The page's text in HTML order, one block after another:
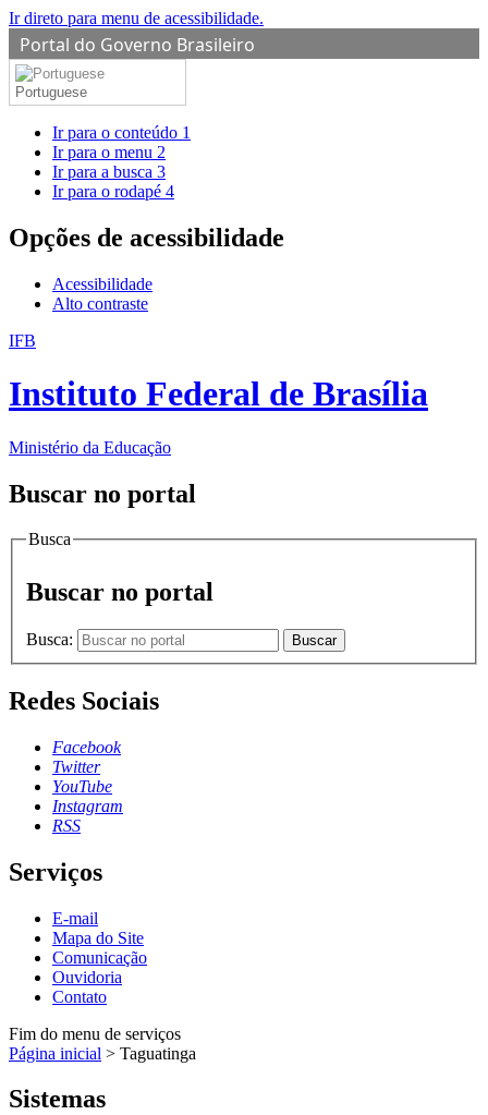
Ir direto para menu de acessibilidade.
Portal do Governo Brasileiro
Portuguese
Ir para o conteúdo 1
Ir para o menu 2
Ir para a busca 3
Ir para o rodapé 4
Opções de acessibilidade
Acessibilidade
Alto contraste
IFB
Instituto Federal de Brasília
Ministério da Educação
Buscar no portal
Busca
Buscar no portal
Busca: Buscar
Redes Sociais
Facebook
Twitter
YouTube
Instagram
RSS
Serviços
E-mail
Mapa do Site
Comunicação
Ouvidoria
Contato
Fim do menu de serviços
Página inicial > Taguatinga
Sistemas